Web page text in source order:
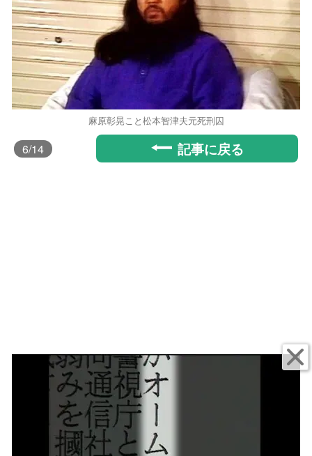
麻原彰晃こと松本智津夫元死刑囚
6/14 記事に戻る